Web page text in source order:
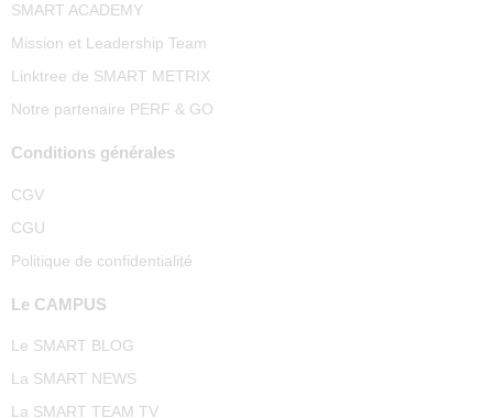
SMART ACADEMY
Mission et Leadership Team
Linktree de SMART METRIX
Notre partenaire PERF & GO
Conditions générales
CGV
CGU
Politique de confidentialité
Le CAMPUS
Le SMART BLOG
La SMART NEWS
La SMART TEAM TV